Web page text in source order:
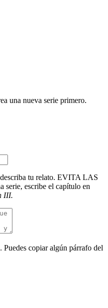
una nueva serie primero.
tu relato. EVITA LAS
serie, escribe el capítulo en
III.
copiar algún párrafo del